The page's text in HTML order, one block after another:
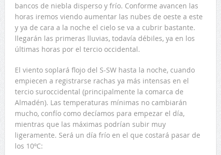
bancos de niebla disperso y frío. Conforme avancen las
horas iremos viendo aumentar las nubes de oeste a este
y ya de cara a la noche el cielo se va a cubrir bastante.
llegarán las primeras lluvias, todavía débiles, ya en los
últimas horas por el tercio occidental.
El viento soplará flojo del S-SW hasta la noche, cuando
empiecen a registrarse rachas ya más intensas en el
tercio suroccidental (principalmente la comarca de
Almadén). Las temperaturas mínimas no cambiarán
mucho, confío como decíamos para empezar el día,
mientras que las máximas podrían subir muy
ligeramente. Será un día frío en el que costará pasar de
los 10ºC: